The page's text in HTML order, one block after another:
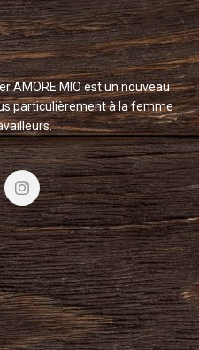
AMORE MIO est un nouveau
particulièrement à la femme